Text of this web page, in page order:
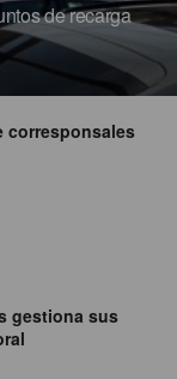
de recarga
corresponsales
gestiona sus